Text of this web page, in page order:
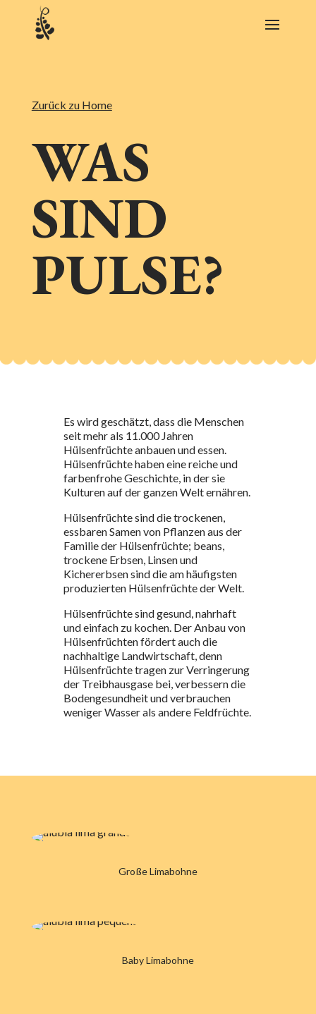
Zurück zu Home
WAS
SIND
PULSE?
Es wird geschätzt, dass die Menschen
seit mehr als 11.000 Jahren
Hülsenfrüchte anbauen und essen.
Hülsenfrüchte haben eine reiche und
farbenfrohe Geschichte, in der sie
Kulturen auf der ganzen Welt ernähren.
Hülsenfrüchte sind die trockenen,
essbaren Samen von Pflanzen aus der
Familie der Hülsenfrüchte; beans,
trockene Erbsen, Linsen und
Kichererbsen sind die am häufigsten
produzierten Hülsenfrüchte der Welt.
Hülsenfrüchte sind gesund, nahrhaft
und einfach zu kochen. Der Anbau von
Hülsenfrüchten fördert auch die
nachhaltige Landwirtschaft, denn
Hülsenfrüchte tragen zur Verringerung
der Treibhausgase bei, verbessern die
Bodengesundheit und verbrauchen
weniger Wasser als andere Feldfrüchte.
Große Limabohne
Baby Limabohne